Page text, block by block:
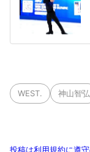
WEST. 神山智弘